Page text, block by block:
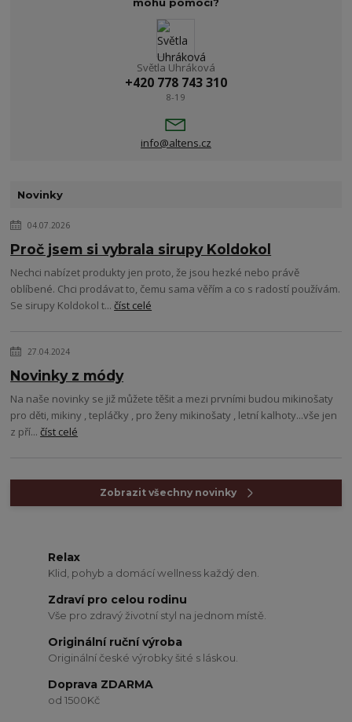
mohu pomoci?
Světla Uhráková
+420 778 743 310
8-19
info@altens.cz
Novinky
04.07.2026
Proč jsem si vybrala sirupy Koldokol
Nechci nabízet produkty jen proto, že jsou hezké nebo právě
oblíbené. Chci prodávat to, čemu sama věřím a co s radostí používám.
Se sirupy Koldokol t...číst celé
27.04.2024
Novinky z módy
Na naše novinky se již můžete těšit a mezi prvními budou mikinošaty
pro děti, mikiny , tepláčky , pro ženy mikinošaty , letní kalhoty...vše jen
z pří...číst celé
Zobrazit všechny novinky
Relax
Klid, pohyb a domácí wellness každý den.
Zdraví pro celou rodinu
Vše pro zdravý životní styl na jednom místě.
Originální ruční výroba
Originální české výrobky šité s láskou.
Doprava ZDARMA
od 1500Kč